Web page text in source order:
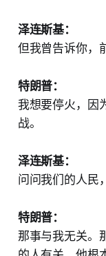
泽连斯基：
但我曾告诉你，
特朗普：
我想要停火，因
战。
泽连斯基：
问问我们的人
特朗普：
那事与我无关。